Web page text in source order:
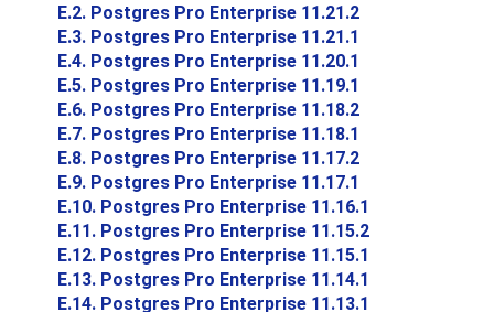
E.2. Postgres Pro Enterprise 11.21.2
E.3. Postgres Pro Enterprise 11.21.1
E.4. Postgres Pro Enterprise 11.20.1
E.5. Postgres Pro Enterprise 11.19.1
E.6. Postgres Pro Enterprise 11.18.2
E.7. Postgres Pro Enterprise 11.18.1
E.8. Postgres Pro Enterprise 11.17.2
E.9. Postgres Pro Enterprise 11.17.1
E.10. Postgres Pro Enterprise 11.16.1
E.11. Postgres Pro Enterprise 11.15.2
E.12. Postgres Pro Enterprise 11.15.1
E.13. Postgres Pro Enterprise 11.14.1
E.14. Postgres Pro Enterprise 11.13.1